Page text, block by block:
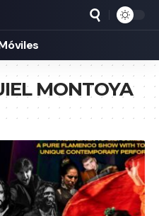
MONTOYA